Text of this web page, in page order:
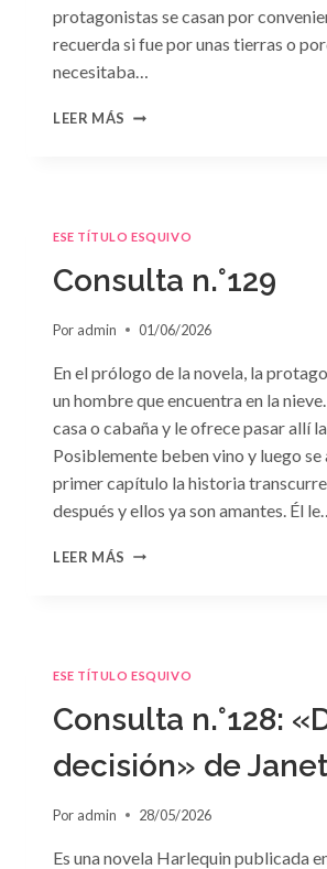
protagonistas se casan por
recuerda si fue por unas tierras o
necesitaba…
LEER MÁS CONSULTA
ESE TÍTULO ESQUIVO
Consulta n.°129
Por admin 01/06/2026
En el prólogo de la novela, la
un hombre que encuentra en la
casa o cabaña y le ofrece pasar allí
Posiblemente beben vino y luego se
primer capítulo la historia
después y ellos ya son amantes. Él
LEER MÁS CONSULTA
ESE TÍTULO ESQUIVO
Consulta n.°128:
decisión» de
Por admin 28/05/2026
Es una novela Harlequin publicada